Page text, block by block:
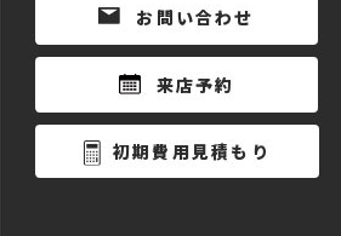
お問い合わせ
来店予約
初期費用見積もり